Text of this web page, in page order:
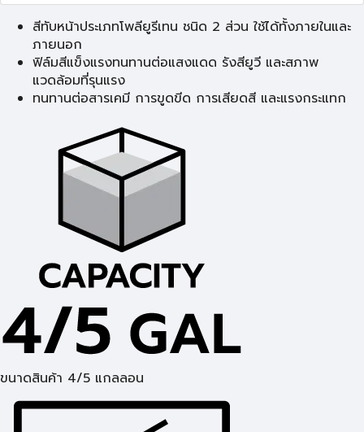
สีทับหน้าประเภทโพลียูรีเทน ชนิด 2 ส่วน ใช้ได้ทั้งภายในและ
ภายนอก
ฟิล์มสีแข็งแรงทนทานต่อแสงแดด รังสียูวี และสภาพ
แวดล้อมที่รุนแรง
ทนทานต่อสารเคมี การขูดขีด การเสียดสี และแรงกระแทก
ขนาดสินค้า 4/5 แกลลอน